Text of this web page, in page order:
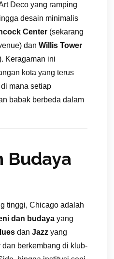
Deco yang ramping
desain minimalis
Center (sekarang
dan Willis Tower
Keragaman ini
kota yang terus
mana setiap
babak berbeda dalam
Budaya
tinggi, Chicago adalah
dan budaya yang
dan Jazz yang
berkembang di klub-